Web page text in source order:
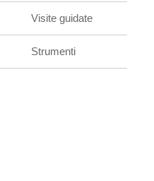
Visite guidate
Strumenti